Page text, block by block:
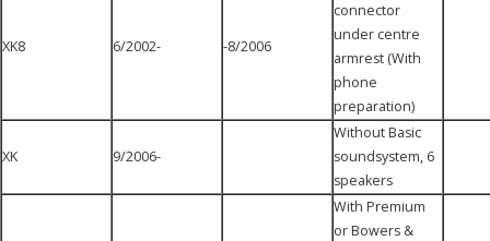
XK8 6/2002- -8/2006
connector
under centre
armrest (With
phone
preparation)
XK 9/2006-
Without Basic
soundsystem, 6
speakers
With Premium
or Bowers &